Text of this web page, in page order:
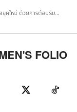
คใหม่ ด้วยการต้อนรับ...
FOLIO